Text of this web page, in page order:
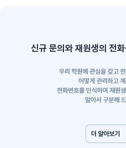
신규 문의와 재원생의 전
우리 학원에 관심을 갖고
어떻게 관리하고
전화번호를 인식하여 재원
알아서 구분해
더 알아보기